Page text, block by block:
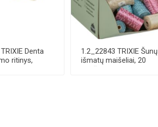
Denta
ritinys,
1.2_22843 TRIXIE Šunų
išmatų maišeliai, 20
maišelių-rulone, ...